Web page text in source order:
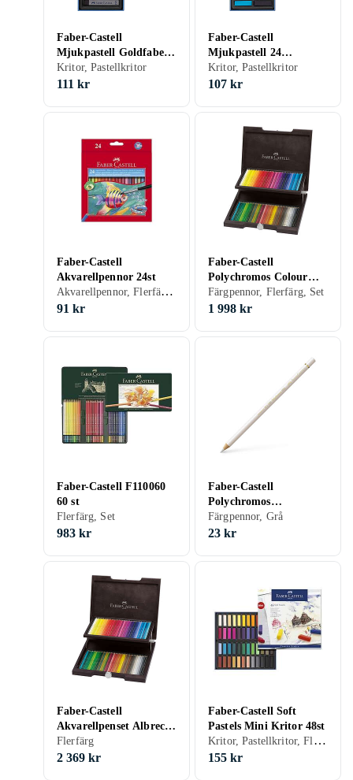
Faber-Castell
Mjukpastell Goldfaber
12 Kritor
Kritor, Pastellkritor
111 kr
Faber-Castell
Mjukpastell 24
Halvlängdskritor
Kritor, Pastellkritor
107 kr
Faber-Castell
Akvarellpennor 24st
Akvarellpennor, Flerfärg, Set
91 kr
Faber-Castell
Polychromos Colour
Pencils Färgpennor 72st
Färgpennor, Flerfärg, Set
1 998 kr
Faber-Castell F110060
60 st
Flerfärg, Set
983 kr
Faber-Castell
Polychromos
Färgpennor 270 Warm
Grey I
Färgpennor, Grå
23 kr
Faber-Castell
Akvarellpenset Albrecht
Dürer Träskrin 72
Pennor 117572
Flerfärg
2 369 kr
Faber-Castell Soft
Pastels Mini Kritor 48st
Kritor, Pastellkritor, Flerfärg, Set
155 kr